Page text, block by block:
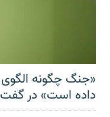
«جنگ چگونه الگوی
داده است» در